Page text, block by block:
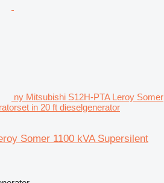
ny Mitsubishi S12H-PTA Leroy Somer
in 20 ft dieselgenerator
Somer 1100 kVA Supersilent